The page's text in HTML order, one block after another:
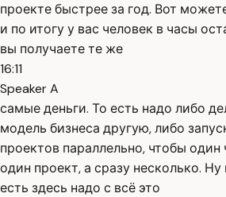
проекте быстрее за год. Вот
и по итогу у вас человек в часы
вы получаете те же
16:11
Speaker A
самые деньги. То есть надо либо
модель бизнеса другую, либо
проектов параллельно, чтобы один
один проект, а сразу несколько. Ну
есть здесь надо с всё это